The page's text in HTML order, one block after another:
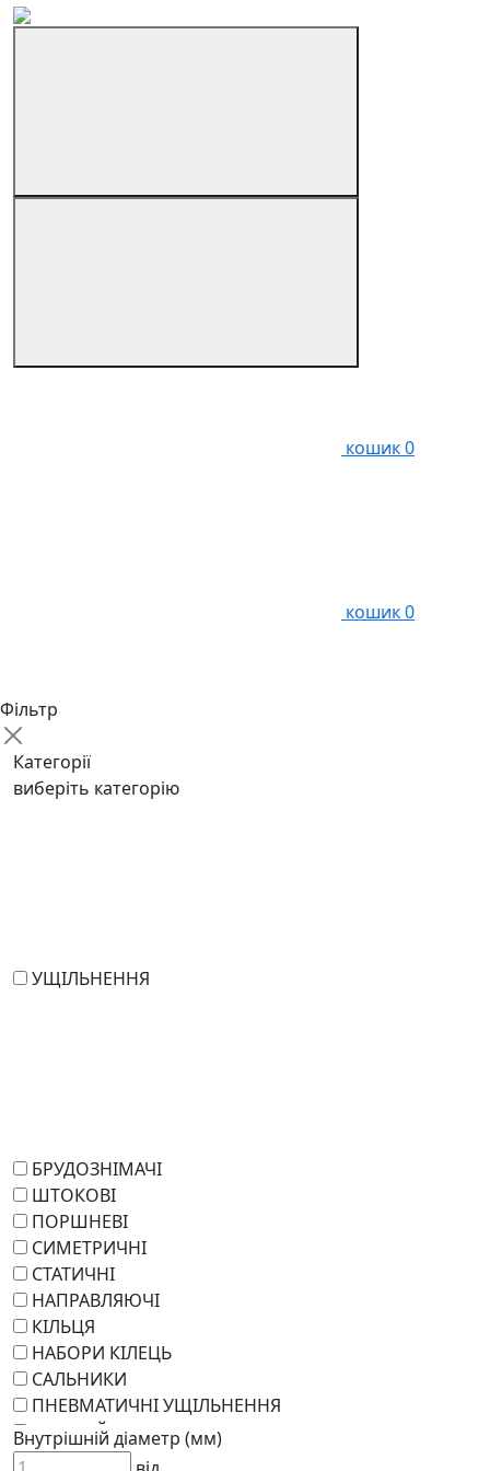
кошик0
кошик0
Фільтр
Категорії
виберіть категорію
УЩІЛЬНЕННЯ
БРУДОЗНІМАЧІ
ШТОКОВІ
ПОРШНЕВІ
СИМЕТРИЧНІ
СТАТИЧНІ
НАПРАВЛЯЮЧІ
КІЛЬЦЯ
НАБОРИ КІЛЕЦЬ
САЛЬНИКИ
ПНЕВМАТИЧНІ УЩІЛЬНЕННЯ
РОТАЦІЙНІ
РЕМКОМПЛЕКТИ
Внутрішній діаметр (мм)